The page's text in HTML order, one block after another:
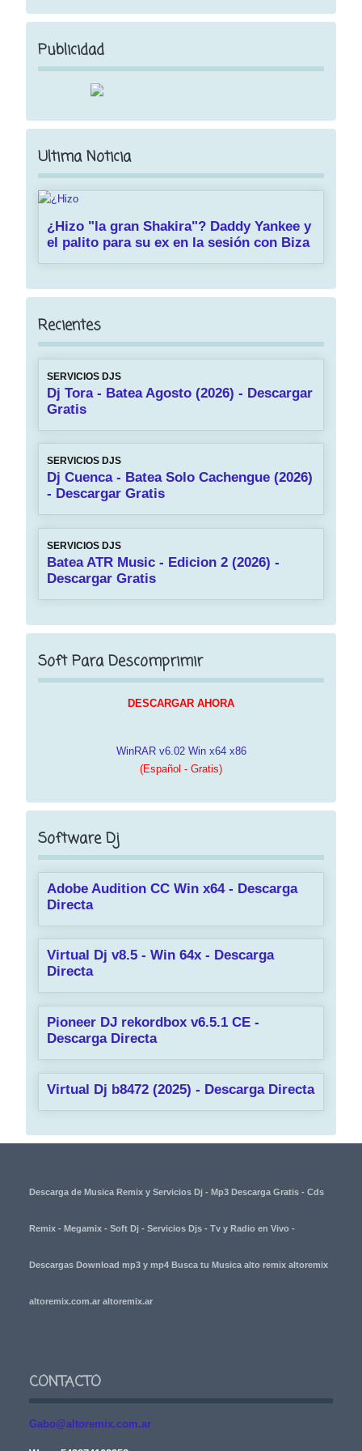
Publicidad
Ultima Noticia
¿Hizo "la gran Shakira"? Daddy Yankee y
el palito para su ex en la sesión con Biza
Recientes
SERVICIOS DJS
Dj Tora - Batea Agosto (2026) - Descargar
Gratis
SERVICIOS DJS
Dj Cuenca - Batea Solo Cachengue (2026)
- Descargar Gratis
SERVICIOS DJS
Batea ATR Music - Edicion 2 (2026) -
Descargar Gratis
Soft Para Descomprimir
DESCARGAR AHORA
WinRAR v6.02 Win x64 x86
(Español - Gratis)
Software Dj
Adobe Audition CC Win x64 - Descarga
Directa
Virtual Dj v8.5 - Win 64x - Descarga
Directa
Pioneer DJ rekordbox v6.5.1 CE -
Descarga Directa
Virtual Dj b8472 (2025) - Descarga Directa
Descarga de Musica Remix y Servicios Dj - Mp3 Descarga Gratis - Cds
Remix - Megamix - Soft Dj - Servicios Djs - Tv y Radio en Vivo -
Descargas Download mp3 y mp4 Busca tu Musica alto remix altoremix
altoremix.com.ar altoremix.ar
CONTACTO
Gabo@altoremix.com.ar